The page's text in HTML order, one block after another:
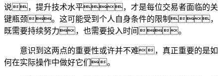
说，提升技术水平，才是每位交易者面临的关
键瓶颈。这可能受到个人自身条件的限制，
既需要持续努力，也需要投入时间。
意识到这两点的重要性或许并不难，真正重要的是如
何在实际操作中做好它们。